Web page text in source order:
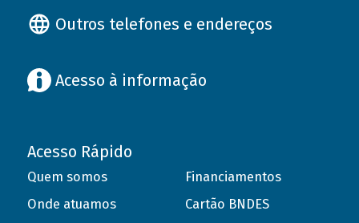
Outros telefones e endereços
Acesso à informação
Acesso Rápido
Quem somos
Onde atuamos
Financiamentos
Cartão BNDES